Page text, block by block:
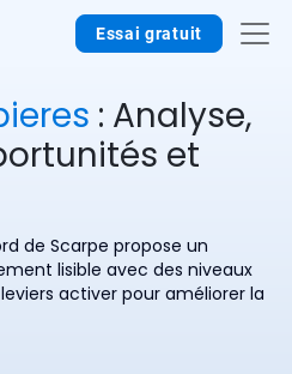
Essai gratuit
: Analyse,
et
de Scarpe propose un
lisible avec des niveaux
activer pour améliorer la